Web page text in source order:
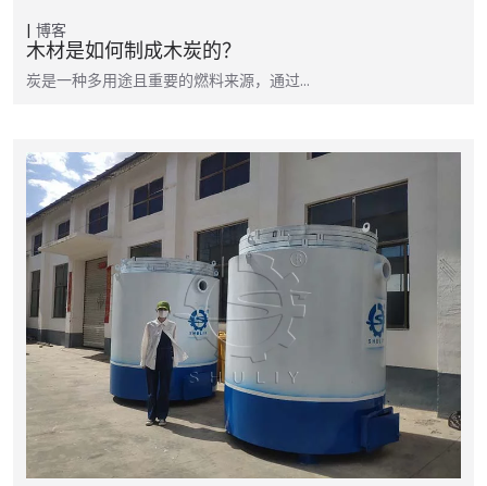
博客
木材是如何制成木炭的？
炭是一种多用途且重要的燃料来源，通过…